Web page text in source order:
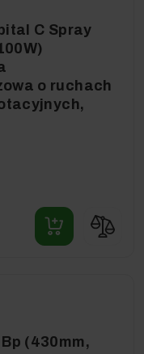
C Spray
o ruchach
Bp (430mm,